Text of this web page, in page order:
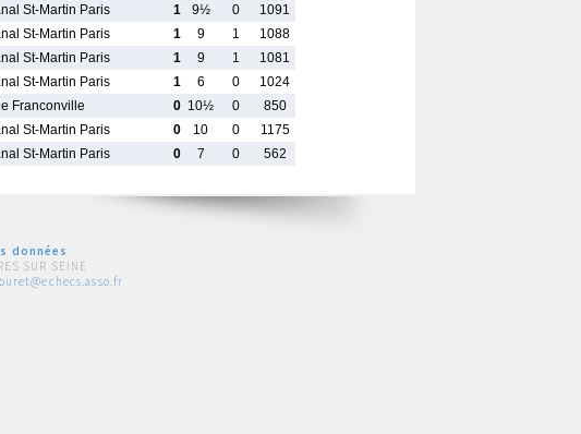
St-Martin Paris 1 9½ 0
1091
St-Martin Paris 1 9 1
1088
St-Martin Paris 1 9 1
1081
St-Martin Paris 1 6 0
1024
Franconville 0 10½ 0
850
St-Martin Paris 0 10 0
1175
St-Martin Paris 0 7 0 562
données
SUR SEINE